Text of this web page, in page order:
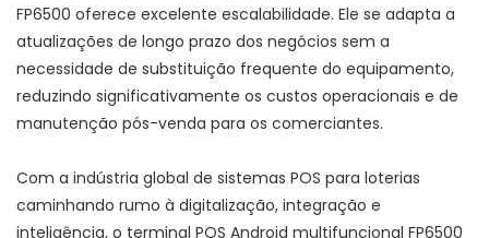
FP6500 oferece excelente escalabilidade. Ele se adapta a
atualizações de longo prazo dos negócios sem a
necessidade de substituição frequente do equipamento,
reduzindo significativamente os custos operacionais e de
manutenção pós-venda para os comerciantes.
Com a indústria global de sistemas POS para loterias
caminhando rumo à digitalização, integração e
inteligência, o terminal POS Android multifuncional FP6500